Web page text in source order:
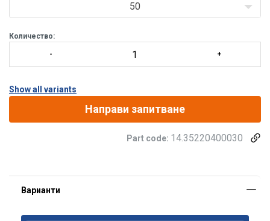
50
Количество:
Show all variants
Направи запитване
Part code: 14.35220400030